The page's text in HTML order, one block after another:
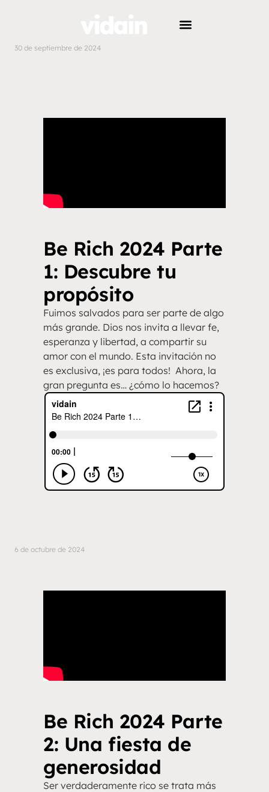
30 de septiembre de 2024
Be Rich 2024 Parte
1: Descubre tu
propósito
Fuimos salvados para ser parte de algo
más grande. Dios nos invita a llevar fe,
esperanza y libertad, a compartir su
amor con el mundo. Esta invitación no
es exclusiva, ¡es para todos! Ahora, la
gran pregunta es… ¿cómo lo hacemos?
6 de octubre de 2024
Be Rich 2024 Parte
2: Una fiesta de
generosidad
Ser verdaderamente rico se trata más